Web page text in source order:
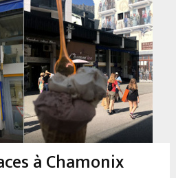
à Chamonix